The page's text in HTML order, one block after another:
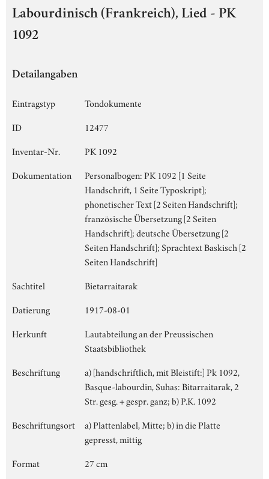
Labourdinisch (Frankreich), Lied - PK
1092
Detailangaben
Eintragstyp
Tondokumente
ID
12477
Inventar-Nr.
PK 1092
Dokumentation
Personalbogen: PK 1092 [1 Seite
Handschrift, 1 Seite Typoskript];
phonetischer Text [2 Seiten Handschrift];
französische Übersetzung [2 Seiten
Handschrift]; deutsche Übersetzung [2
Seiten Handschrift]; Sprachtext Baskisch [2
Seiten Handschrift]
Sachtitel
Bietarraitarak
Datierung
1917-08-01
Herkunft
Lautabteilung an der Preussischen
Staatsbibliothek
Beschriftung
a) [handschriftlich, mit Bleistift:] Pk 1092,
Basque-labourdin, Suhas: Bitarraitarak, 2
Str. gesg. + gespr. ganz; b) P.K. 1092
Beschriftungsort
a) Plattenlabel, Mitte; b) in die Platte
gepresst, mittig
Format
27 cm